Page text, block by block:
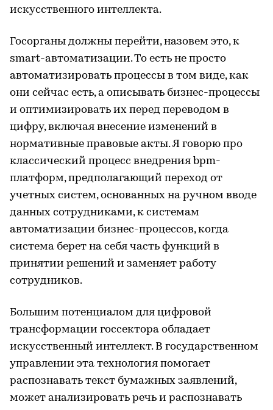
искусственного интеллекта.
Госорганы должны перейти, назовем это, к
smart-автоматизации. То есть не просто
автоматизировать процессы в том виде, как
они сейчас есть, а описывать бизнес-процессы
и оптимизировать их перед переводом в
цифру, включая внесение изменений в
нормативные правовые акты. Я говорю про
классический процесс внедрения bpm-
платформ, предполагающий переход от
учетных систем, основанных на ручном вводе
данных сотрудниками, к системам
автоматизации бизнес-процессов, когда
система берет на себя часть функций в
принятии решений и заменяет работу
сотрудников.
Большим потенциалом для цифровой
трансформации госсектора обладает
искусственный интеллект. В государственном
управлении эта технология помогает
распознавать текст бумажных заявлений,
может анализировать речь и распознавать